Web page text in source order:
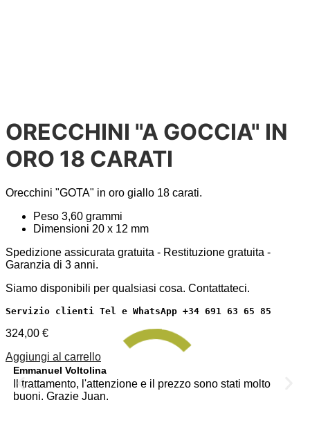
ORECCHINI "A GOCCIA" IN
ORO 18 CARATI
Orecchini "GOTA" in oro giallo 18 carati.
Peso 3,60 grammi
Dimensioni 20 x 12 mm
Spedizione assicurata gratuita - Restituzione gratuita -
Garanzia di 3 anni.
Siamo disponibili per qualsiasi cosa. Contattateci.
Servizio clienti Tel e WhatsApp +34 691 63 65 85
324,00 €
Aggiungi al carrello
Emmanuel Voltolina
Il trattamento, l'attenzione e il prezzo sono stati molto
buoni. Grazie Juan.